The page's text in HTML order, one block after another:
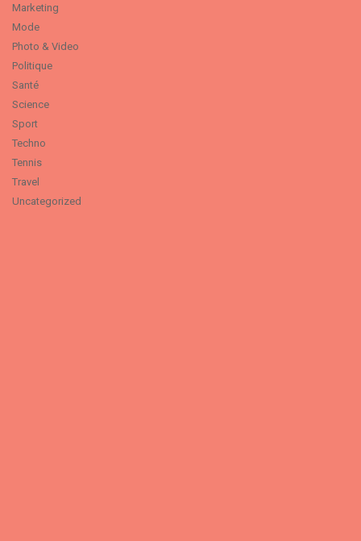
Marketing
Mode
Photo & Video
Politique
Santé
Science
Sport
Techno
Tennis
Travel
Uncategorized